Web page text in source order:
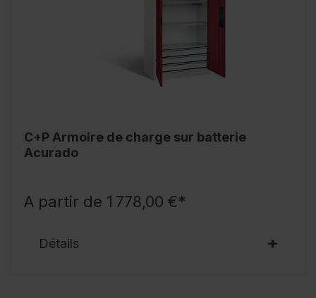
C+P Armoire de charge sur batterie
Acurado
A partir de 1 778,00 €*
Détails